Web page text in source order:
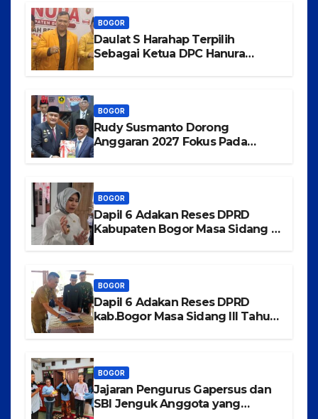
BOGOR
Daulat S Harahap Terpilih
Sebagai Ketua DPC Hanura
BOGOR
Rudy Susmanto Dorong
Anggaran 2027 Fokus Pada
BOGOR
Dapil 6 Adakan Reses DPRD
Kabupaten Bogor Masa Sidang III
BOGOR
Dapil 6 Adakan Reses DPRD
kab.Bogor Masa Sidang III Tahun
BOGOR
Jajaran Pengurus Gapersus dan
SBI Jenguk Anggota yang